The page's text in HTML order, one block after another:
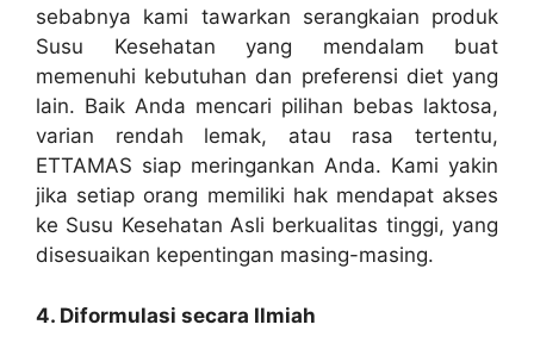
sebabnya kami tawarkan serangkaian produk
Susu Kesehatan yang mendalam buat
memenuhi kebutuhan dan preferensi diet yang
lain. Baik Anda mencari pilihan bebas laktosa,
varian rendah lemak, atau rasa tertentu,
ETTAMAS siap meringankan Anda. Kami yakin
jika setiap orang memiliki hak mendapat akses
ke Susu Kesehatan Asli berkualitas tinggi, yang
disesuaikan kepentingan masing-masing.
4. Diformulasi secara Ilmiah